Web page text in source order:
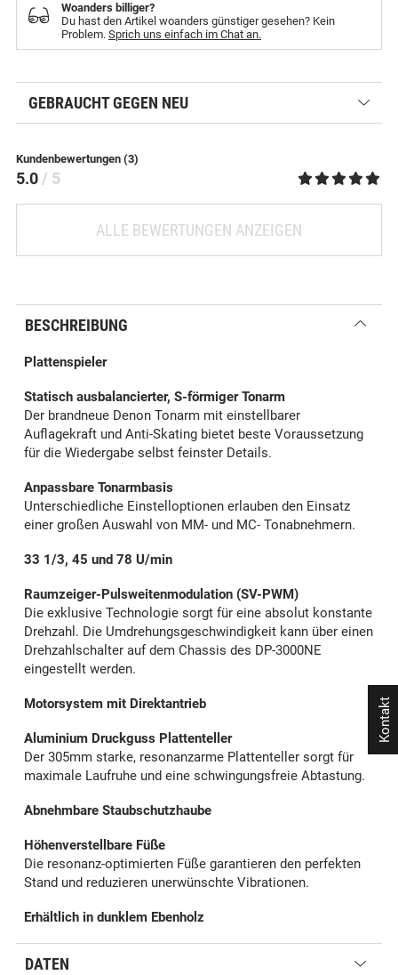
Woanders billiger?
Du hast den Artikel woanders günstiger gesehen? Kein
Problem. Sprich uns einfach im Chat an.
GEBRAUCHT GEGEN NEU
Kundenbewertungen (3)
5.0 / 5
ALLE BEWERTUNGEN ANZEIGEN
BESCHREIBUNG
Plattenspieler
Statisch ausbalancierter, S-förmiger Tonarm
Der brandneue Denon Tonarm mit einstellbarer
Auflagekraft und Anti-Skating bietet beste Voraussetzung
für die Wiedergabe selbst feinster Details.
Anpassbare Tonarmbasis
Unterschiedliche Einstelloptionen erlauben den Einsatz
einer großen Auswahl von MM- und MC- Tonabnehmern.
33 1/3, 45 und 78 U/min
Raumzeiger-Pulsweitenmodulation (SV-PWM)
Die exklusive Technologie sorgt für eine absolut konstante
Drehzahl. Die Umdrehungsgeschwindigkeit kann über einen
Drehzahlschalter auf dem Chassis des DP-3000NE
eingestellt werden.
Motorsystem mit Direktantrieb
Aluminium Druckguss Plattenteller
Der 305mm starke, resonanzarme Plattenteller sorgt für
maximale Laufruhe und eine schwingungsfreie Abtastung.
Abnehmbare Staubschutzhaube
Höhenverstellbare Füße
Die resonanz-optimierten Füße garantieren den perfekten
Stand und reduzieren unerwünschte Vibrationen.
Erhältlich in dunklem Ebenholz
DATEN
Kontakt